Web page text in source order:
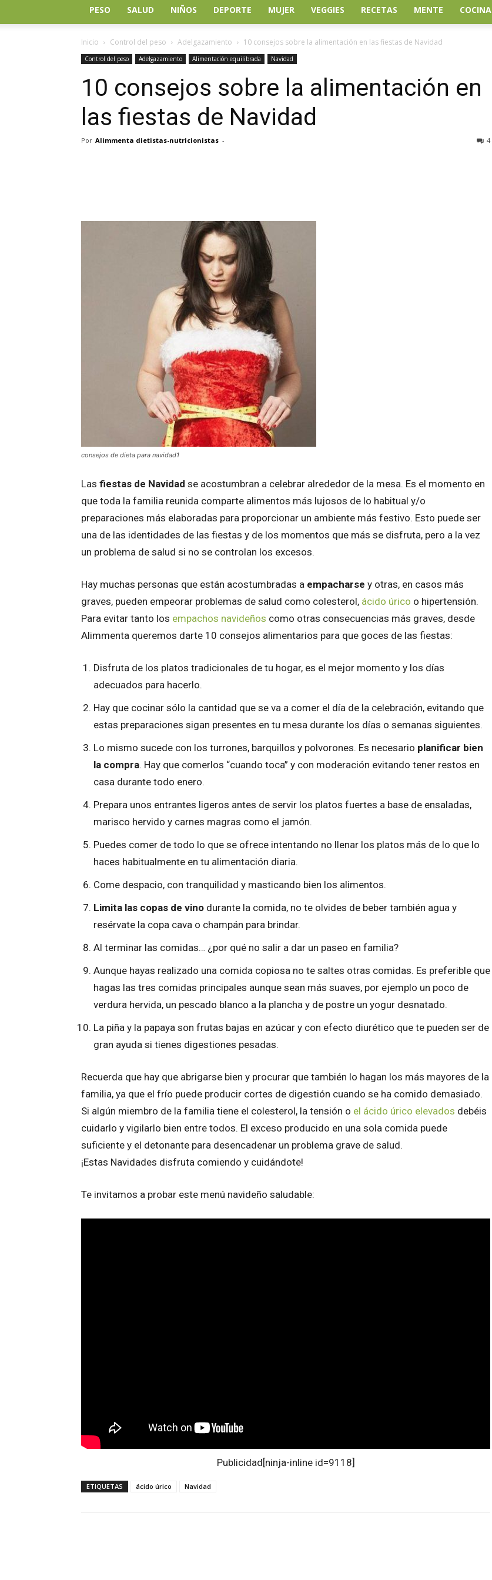
PESO SALUD NIÑOS DEPORTE MUJER VEGGIES RECETAS MENTE COCINA
Inicio Control del peso Adelgazamiento 10 consejos sobre la alimentación en las fiestas de Navidad
Control del peso Adelgazamiento Alimentación equilibrada Navidad
10 consejos sobre la alimentación en
las fiestas de Navidad
Por Alimmenta dietistas-nutricionistas - 4
consejos de dieta para navidad1
Las fiestas de Navidad se acostumbran a celebrar alrededor de la mesa. Es el momento en
que toda la familia reunida comparte alimentos más lujosos de lo habitual y/o
preparaciones más elaboradas para proporcionar un ambiente más festivo. Esto puede ser
una de las identidades de las fiestas y de los momentos que más se disfruta, pero a la vez
un problema de salud si no se controlan los excesos.
Hay muchas personas que están acostumbradas a empacharse y otras, en casos más
graves, pueden empeorar problemas de salud como colesterol, ácido úrico o hipertensión.
Para evitar tanto los empachos navideños como otras consecuencias más graves, desde
Alimmenta queremos darte 10 consejos alimentarios para que goces de las fiestas:
Disfruta de los platos tradicionales de tu hogar, es el mejor momento y los días
adecuados para hacerlo.
Hay que cocinar sólo la cantidad que se va a comer el día de la celebración, evitando que
estas preparaciones sigan presentes en tu mesa durante los días o semanas siguientes.
Lo mismo sucede con los turrones, barquillos y polvorones. Es necesario planificar bien
la compra. Hay que comerlos “cuando toca” y con moderación evitando tener restos en
casa durante todo enero.
Prepara unos entrantes ligeros antes de servir los platos fuertes a base de ensaladas,
marisco hervido y carnes magras como el jamón.
Puedes comer de todo lo que se ofrece intentando no llenar los platos más de lo que lo
haces habitualmente en tu alimentación diaria.
Come despacio, con tranquilidad y masticando bien los alimentos.
Limita las copas de vino durante la comida, no te olvides de beber también agua y
resérvate la copa cava o champán para brindar.
Al terminar las comidas… ¿por qué no salir a dar un paseo en familia?
Aunque hayas realizado una comida copiosa no te saltes otras comidas. Es preferible que
hagas las tres comidas principales aunque sean más suaves, por ejemplo un poco de
verdura hervida, un pescado blanco a la plancha y de postre un yogur desnatado.
La piña y la papaya son frutas bajas en azúcar y con efecto diurético que te pueden ser de
gran ayuda si tienes digestiones pesadas.
Recuerda que hay que abrigarse bien y procurar que también lo hagan los más mayores de la
familia, ya que el frío puede producir cortes de digestión cuando se ha comido demasiado.
Si algún miembro de la familia tiene el colesterol, la tensión o el ácido úrico elevados debéis
cuidarlo y vigilarlo bien entre todos. El exceso producido en una sola comida puede
suficiente y el detonante para desencadenar un problema grave de salud.
¡Estas Navidades disfruta comiendo y cuidándote!
Te invitamos a probar este menú navideño saludable:
Publicidad [ninja-inline id=9118]
ETIQUETAS ácido úrico Navidad